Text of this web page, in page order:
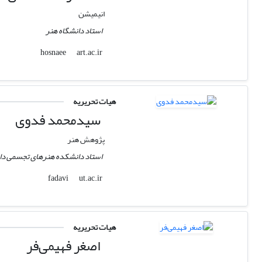
انیمیشن
استاد دانشگاه هنر
hosnaee
art.ac.ir
هیات تحریریه
سیدمحمد فدوی
پژوهش هنر
استاد دانشکده هنرهای تجسمی
fadavi
ut.ac.ir
هیات تحریریه
اصغر فهیمی‌فر